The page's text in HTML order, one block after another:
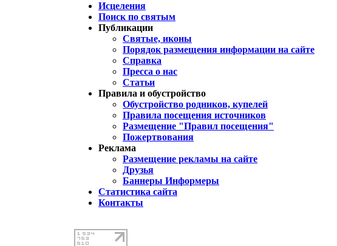
Исцеления
Поиск по святым
Публикации
Святые, иконы
Порядок размещения информации на сайте
Справка
Пресса о нас
Статьи
Правила и обустройство
Обустройство родников, купелей
Правила посещения источников
Размещение "Правил посещения"
Пожертвования
Реклама
Размещение рекламы на сайте
Друзья
Баннеры Информеры
Статистика сайта
Контакты